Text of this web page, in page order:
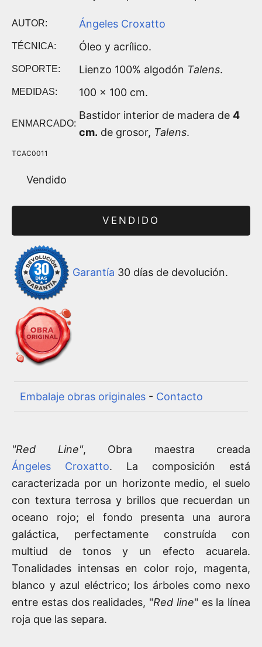
AUTOR: Ángeles Croxatto
TÉCNICA: Óleo y acrílico.
SOPORTE: Lienzo 100% algodón Talens.
MEDIDAS: 100 x 100 cm.
ENMARCADO:
Bastidor interior de madera de 4
cm. de grosor, Talens.
TCAC0011
Vendido
VENDIDO
Garantía 30 días de devolución.
Embalaje obras originales - Contacto
"Red Line", Obra maestra creada
Ángeles Croxatto. La composición está
caracterizada por un horizonte medio, el suelo
con textura terrosa y brillos que recuerdan un
oceano rojo; el fondo presenta una aurora
galáctica, perfectamente construída con
multiud de tonos y un efecto acuarela.
Tonalidades intensas en color rojo, magenta,
blanco y azul eléctrico; los árboles como nexo
entre estas dos realidades, "Red line" es la línea
roja que las separa.